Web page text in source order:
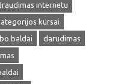
internetu
kursai
baldai
darudimas